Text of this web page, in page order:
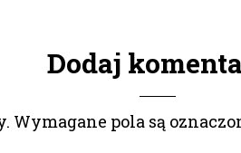
Dodaj
Wymagane pola są